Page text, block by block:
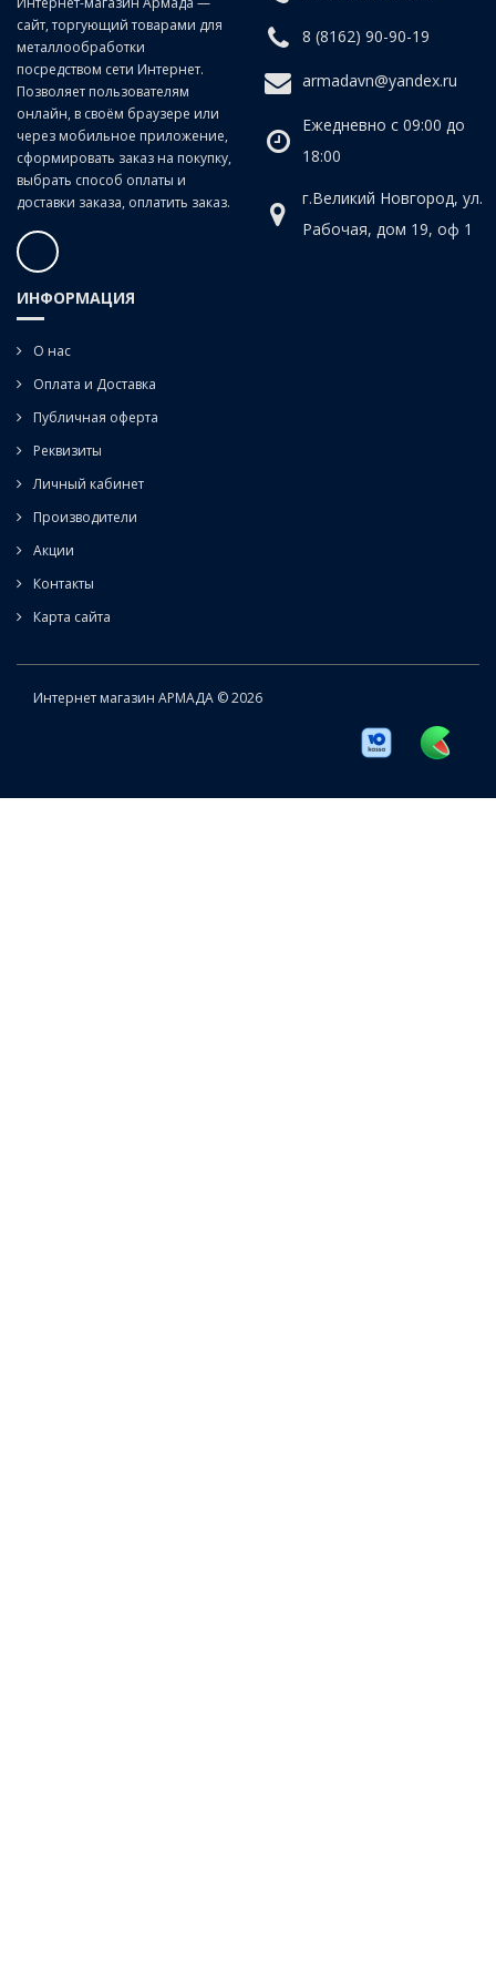
Угол наклона спирали:
сайт, торгующий товарами для
металлообработки
посредством сети Интернет.
Позволяет пользователям
онлайн, в своём браузере или
через мобильное приложение,
сформировать заказ на покупку,
выбрать способ оплаты и
доставки заказа, оплатить заказ.
8 (8162) 90-90-19
armadavn@yandex.ru
Ежедневно с 09:00 до
18:00
г.Великий Новгород, ул.
Рабочая, дом 19, оф 1
ИНФОРМАЦИЯ
О нас
Оплата и Доставка
Публичная оферта
Реквизиты
Личный кабинет
Производители
Акции
Контакты
Карта сайта
Интернет магазин АРМАДА © 2026